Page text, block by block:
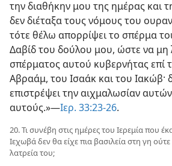
την διαθήκην μου της ημέρας και
δεν διέταξα τους νόμους του
τότε θέλω απορρίψει το σπέρμα
Δαβίδ του δούλου μου, ώστε να μη
σπέρματος αυτού κυβερνήτας επί
Αβραάμ, του Ισαάκ και του Ιακώβ·
επιστρέψει την αιχμαλωσίαν αυτών
αυτούς.»—Ιερ. 33:23-26.
20. Τι συνέβη στις ημέρες του Ιερεμία που
Ιεχωβά δεν θα είχε πια βασιλεία στη γη
λατρεία του;